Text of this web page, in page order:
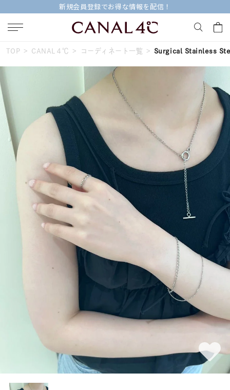
新規会員登録でお得な情報を配信！
キーワードで検索する
人気検索キーワード
#ペア #eギフト #ハーフエタニティリング
#刻印可 #メンズ ネックレス
ブランド Canal４℃
カテゴリー すべてのジュエリー
石の色
TOP CANAL４℃ コーディネート一覧 Surgical Stainless